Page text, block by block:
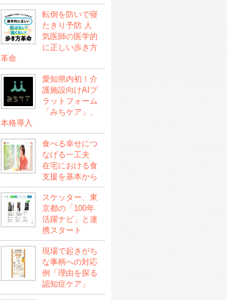
転倒を防いで寝
たきり予防 人
気医師の医学的
に正しい歩き方
革命
愛知県内初！介
護施設向けAIプ
ラットフォーム
「みちケア」、
本格導入
食べる幸せにつ
なげる一工夫
在宅における食
支援を基本から
スケッター、東
京都の「100年
活躍ナビ」と連
携スタート
現場で起きがち
な事柄への対応
例「理由を探る
認知症ケア」